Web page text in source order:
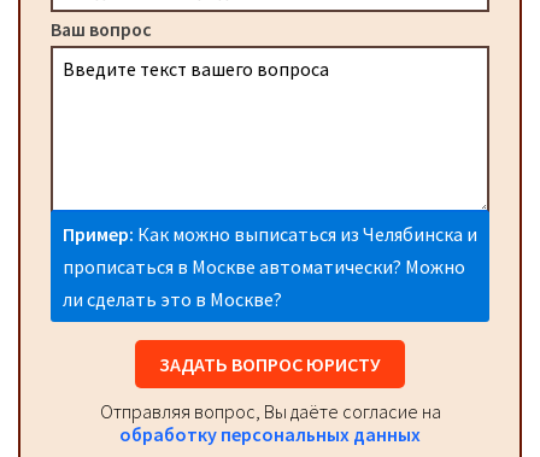
Ваш вопрос
Пример: Как можно выписаться из Челябинска и
прописаться в Москве автоматически? Можно
ли сделать это в Москве?
ЗАДАТЬ ВОПРОС ЮРИСТУ
Отправляя вопрос, Вы даёте согласие на
обработку персональных данных